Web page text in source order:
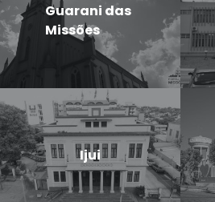
Guarani das
Missões
Ijui